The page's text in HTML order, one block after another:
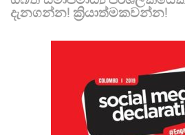
දැනගන්න! ක්‍රියාත්මකවන්න!